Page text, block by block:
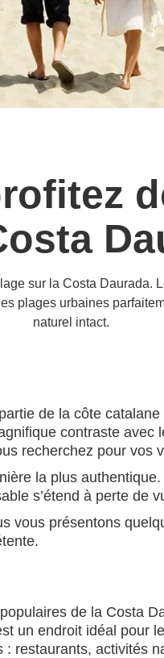
sur la Costa Daurada.
plages urbaines
naturel intact.
de la côte
contraste
recherchez pour vos
la plus
s’étend à perte de
vous présentons
de la Costa
un endroit idéal pour
restaurants, activités